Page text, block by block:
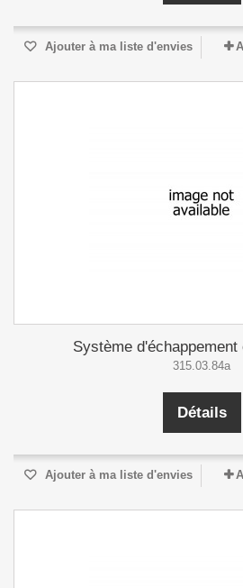
Ajouter à ma liste d'envies
Système
315.03.84a
Détails
Ajouter à ma liste d'envies